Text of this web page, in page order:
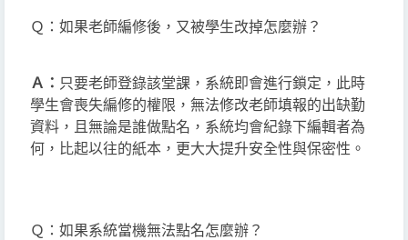
Ｑ：如果老師編修後，又被學生改掉怎麼辦？
Ａ： 只要老師登錄該堂課，系統即會進行鎖定，此時
學生會喪失編修的權限，無法修改老師填報的出缺勤
資料，且無論是誰做點名，系統均會紀錄下編輯者為
何，比起以往的紙本，更大大提升安全性與保密性。
Ｑ：如果系統當機無法點名怎麼辦？